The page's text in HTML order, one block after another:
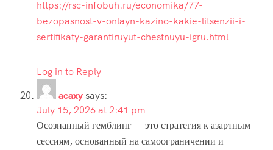
https://rsc-infobuh.ru/economika/77-
bezopasnost-v-onlayn-kazino-kakie-litsenzii-i-
sertifikaty-garantiruyut-chestnuyu-igru.html
Log in to Reply
acaxysays:
July 15, 2026 at 2:41 pm
Осознанный гемблинг — это стратегия к азартным
сессиям, основанный на самоограничении и